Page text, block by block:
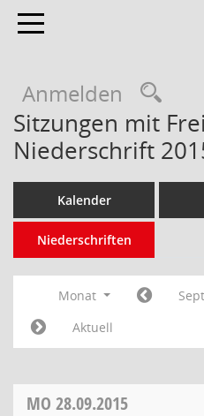
Toggle navigation
Anmelden
Sitzungen mit
Niederschrift
Kalender
Niederschriften
Monat
Aktuell
MO 28.09.2015